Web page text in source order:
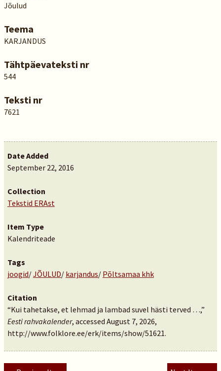
Jõulud
Teema
KARJANDUS
Tähtpäevateksti nr
544
Teksti nr
7621
Date Added
September 22, 2016
Collection
Tekstid ERAst
Item Type
Kalendriteade
Tags
joogid/JÕULUD/ karjandus/ Põltsamaa khk
Citation
“Kui tahetakse, et lehmad ja lambad suvel hästi terved …,”
Eesti rahvakalender, accessed August 7, 2026,
http://www.folklore.ee/erk/items/show/51621.